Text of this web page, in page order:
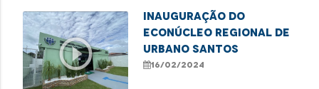
play_circle_outline
Inauguração do
Econúcleo Regional de
Urbano Santos
16/02/2024